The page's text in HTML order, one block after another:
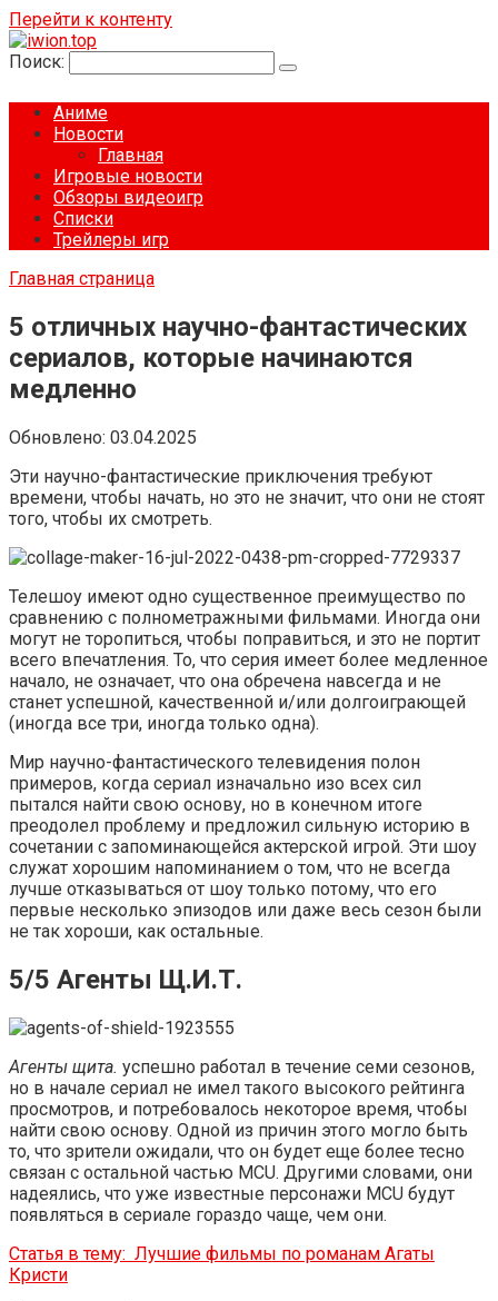
Перейти к контенту
Поиск:
Аниме
Новости
Главная
Игровые новости
Обзоры видеоигр
Списки
Трейлеры игр
Главная страница
5 отличных научно-фантастических
сериалов, которые начинаются
медленно
Обновлено: 03.04.2025
Эти научно-фантастические приключения требуют
времени, чтобы начать, но это не значит, что они не стоят
того, чтобы их смотреть.
Телешоу имеют одно существенное преимущество по
сравнению с полнометражными фильмами. Иногда они
могут не торопиться, чтобы поправиться, и это не портит
всего впечатления. То, что серия имеет более медленное
начало, не означает, что она обречена навсегда и не
станет успешной, качественной и/или долгоиграющей
(иногда все три, иногда только одна).
Мир научно-фантастического телевидения полон
примеров, когда сериал изначально изо всех сил
пытался найти свою основу, но в конечном итоге
преодолел проблему и предложил сильную историю в
сочетании с запоминающейся актерской игрой. Эти шоу
служат хорошим напоминанием о том, что не всегда
лучше отказываться от шоу только потому, что его
первые несколько эпизодов или даже весь сезон были
не так хороши, как остальные.
5/5 Агенты Щ.И.Т.
Агенты щита. успешно работал в течение семи сезонов,
но в начале сериал не имел такого высокого рейтинга
просмотров, и потребовалось некоторое время, чтобы
найти свою основу. Одной из причин этого могло быть
то, что зрители ожидали, что он будет еще более тесно
связан с остальной частью MCU. Другими словами, они
надеялись, что уже известные персонажи MCU будут
появляться в сериале гораздо чаще, чем они.
Статья в тему: Лучшие фильмы по романам Агаты
Кристи